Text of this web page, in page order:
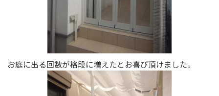
お庭に出る回数が格段に増えたとお喜び頂けました。